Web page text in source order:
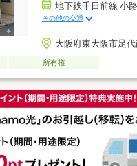
地下鉄千日前線 小
その他の交通
大阪府東大阪市足代
所有権